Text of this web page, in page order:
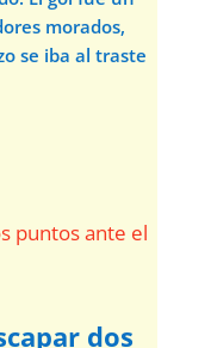
morados,
se iba al traste
dos